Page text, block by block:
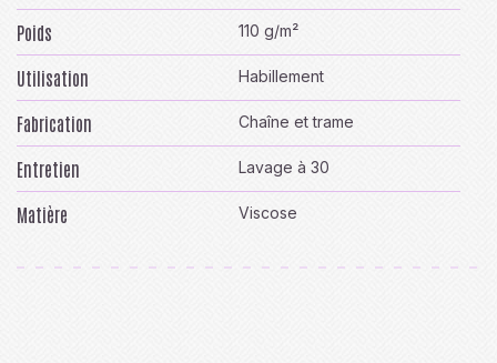
Poids 110 g/m²
Utilisation Habillement
Fabrication Chaîne et trame
Entretien Lavage à 30
Matière Viscose